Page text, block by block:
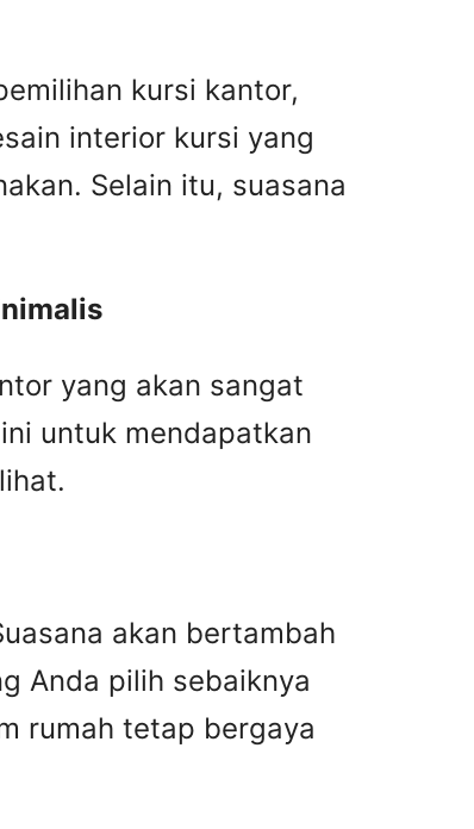
kursi kantor,
interior kursi yang
Selain itu, suasana
yang akan sangat
untuk mendapatkan
akan bertambah
Anda pilih sebaiknya
rumah tetap bergaya